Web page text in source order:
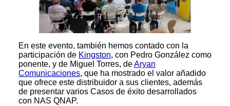
En este evento, también hemos contado con la
participación de Kingston, con Pedro González como
ponente, y de Miguel Torres, deAryan
Comunicaciones, que ha mostrado el valor añadido
que ofrece este distribuidor a sus clientes, además
de presentar varios Casos de éxito desarrollados
con NAS QNAP.